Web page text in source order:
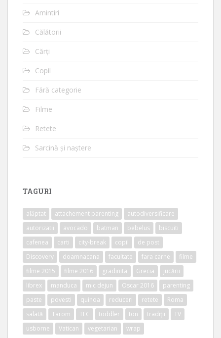
Amintiri
Călătorii
Cărți
Copil
Fără categorie
Filme
Retete
Sarcină și naștere
TAGURI
alăptat attachement parenting
autodiversificare
autorizatii
avocado batman bebelus
biscuiti
cafenea
carti city-break copil
de post
Discovery
doamnacana facultate fara carne
filme
filme 2015
filme 2016 gradinita Grecia
jucării
librex
manduca mic dejun Oscar 2016
parenting
paste
povesti quinoa reduceri retete
Roma
salată
Tarom TLC toddler ton tradiții
TV
usborne
Vatican vegetarian wrap